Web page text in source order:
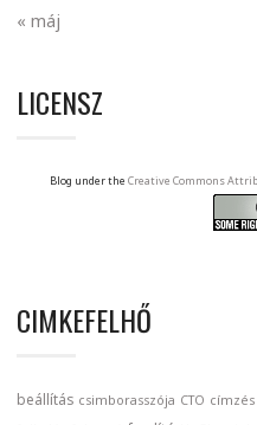
« máj
LICENSZ
Blog under the Creative Commons
CIMKEFELHŐ
beállítás csimborasszója CTO címzés